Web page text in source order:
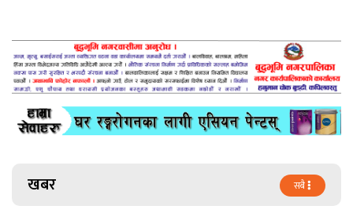
खबर सबै